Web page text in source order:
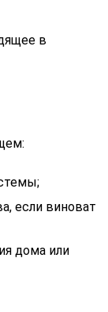
в
если виноват
дома или